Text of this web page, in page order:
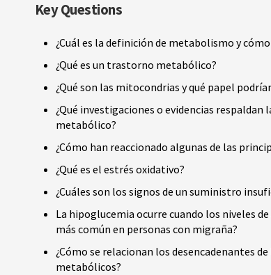
Key Questions
¿Cuál es la definición de metabolismo y
¿Qué es un trastorno metabólico?
¿Qué son las mitocondrias y qué papel
¿Qué investigaciones o evidencias
metabólico?
¿Cómo han reaccionado algunas de las
¿Qué es el estrés oxidativo?
¿Cuáles son los signos de un suministro
La hipoglucemia ocurre cuando los niveles
más común en personas con migraña?
¿Cómo se relacionan los desencadenantes
metabólicos?